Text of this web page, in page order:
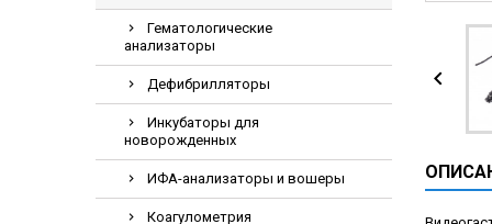
Насосы
Рентгеновское
Тракционные
Гематологические
анализаторы
Дефибрилляторы
Инкубаторы для
новорожденных
ИФА-анализаторы и вошеры
Коагулометрия
